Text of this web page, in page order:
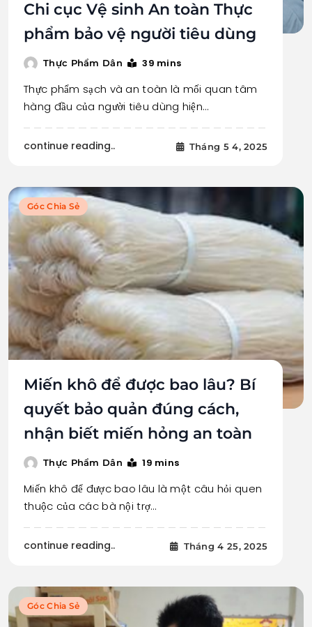
Chi cục Vệ sinh An toàn Thực
phẩm bảo vệ người tiêu dùng
Thực Phẩm Dân 39 mins
Thực phẩm sạch và an toàn là mối quan tâm
hàng đầu của người tiêu dùng hiện…
continue reading.. Tháng 5 4, 2025
Góc Chia Sẻ
Miến khô để được bao lâu? Bí
quyết bảo quản đúng cách,
nhận biết miến hỏng an toàn
Thực Phẩm Dân 19 mins
Miến khô để được bao lâu là một câu hỏi quen
thuộc của các bà nội trợ…
continue reading.. Tháng 4 25, 2025
Góc Chia Sẻ